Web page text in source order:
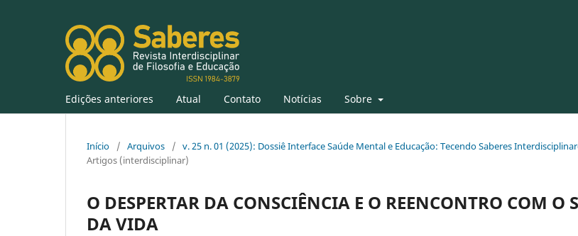
Edições anteriores Atual Contato Notícias Sobre
Início / Arquivos / v. 25 n. 01 (2025): Dossiê Interface Saúde Mental e Educação: Tecendo Saberes
Artigos (interdisciplinar)
O DESPERTAR DA CONSCIÊNCIA E O REENCONTRO COM O
DA VIDA